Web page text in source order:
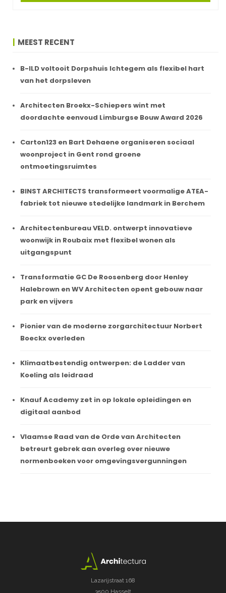
MEEST RECENT
B-ILD voltooit Dorpshuis Ichtegem als flexibel hart
van het dorpsleven
Architecten Broekx-Schiepers wint met
doordachte eenvoud Limburgse Bouw Award 2026
Carton123 en Bart Dehaene organiseren sociaal
woonproject in Gent rond groene
ontmoetingsruimtes
BINST ARCHITECTS transformeert voormalige ATEA-
fabriek tot nieuwe stedelijke landmark in Berchem
Architectenbureau VELD. ontwerpt innovatieve
woonwijk in Roubaix met flexibel wonen als
uitgangspunt
Transformatie GC De Roosenberg door Henley
Halebrown en WV Architecten opent gebouw naar
park en vijvers
Pionier van de moderne zorgarchitectuur Norbert
Boeckx overleden
Klimaatbestendig ontwerpen: de Ladder van
Koeling als leidraad
Knauf Academy zet in op lokale opleidingen en
digitaal aanbod
Vlaamse Raad van de Orde van Architecten
betreurt gebrek aan overleg over nieuwe
normenboeken voor omgevingsvergunningen
Lazarijstraat 168